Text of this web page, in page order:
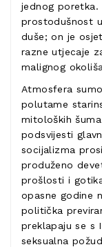
jednog poretka.
prostodušnost
duše; on je
razne utjecaje
malignog
Atmosfera
polutame
mitoloških
podsvijesti
socijalizma
produženo
prošlosti i
opasne godine
politička
preklapaju se s
seksualna